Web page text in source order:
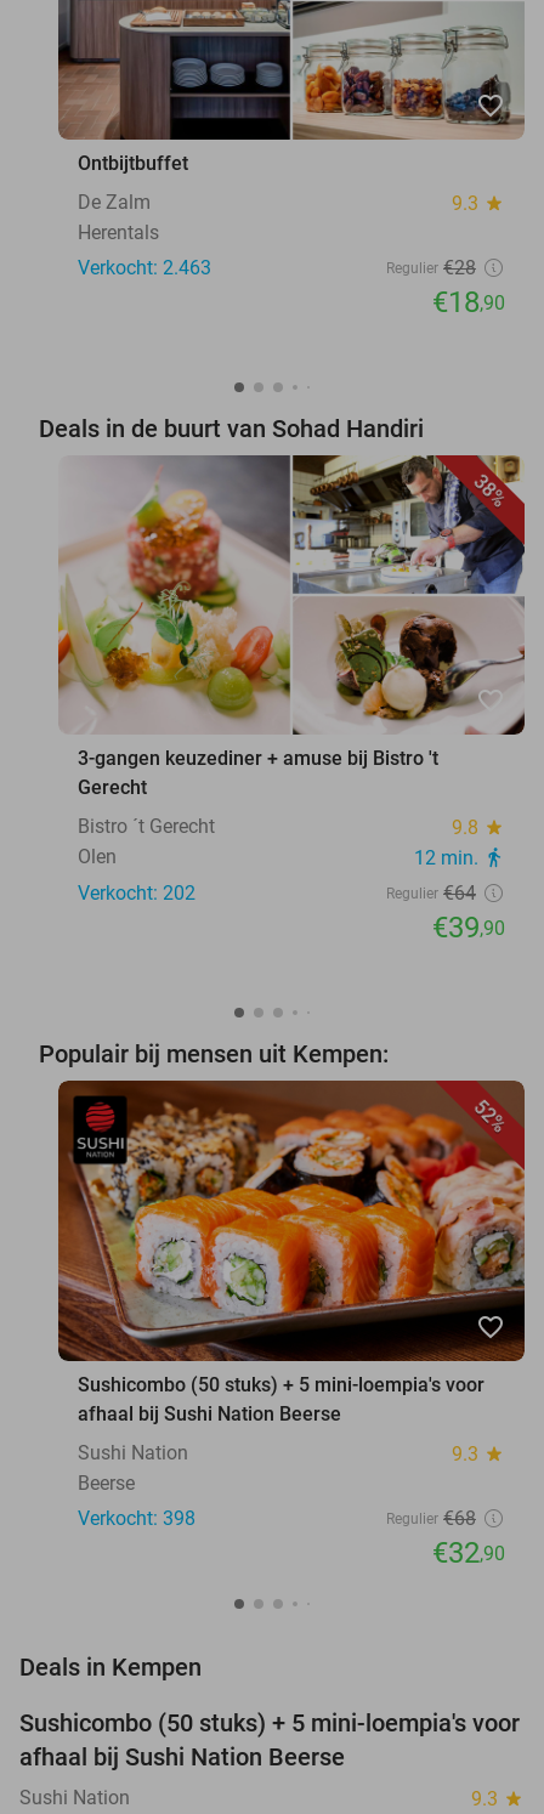
favorite_border
Ontbijtbuffet
De Zalm
9.3 star
Herentals
Verkocht: 2.463
Regulier €28
€18,90
Deals in de buurt van Sohad Handiri
38%
favorite_border
3-gangen keuzediner + amuse bij Bistro 't
Gerecht
Bistro ´t Gerecht
9.8 star
Olen 12 min. directions_walk
Verkocht: 202 Regulier €64
€39,90
Populair bij mensen uit Kempen:
52%
favorite_border
Sushicombo (50 stuks) + 5 mini-loempia's voor
afhaal bij Sushi Nation Beerse
Sushi Nation
9.3 star
Beerse
Verkocht: 398
Regulier €68
€32,90
Deals in Kempen
52%
Sushicombo (50 stuks) + 5 mini-loempia's voor
afhaal bij Sushi Nation Beerse
Sushi Nation 9.3 star